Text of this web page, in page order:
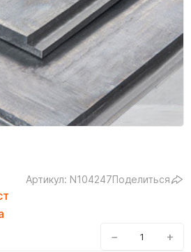
Артикул: N104247Поделиться
− +